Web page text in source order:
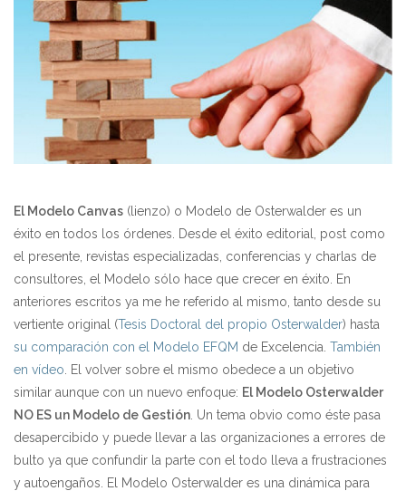
El Modelo Canvas (lienzo) o Modelo de Osterwalder es un
éxito en todos los órdenes. Desde el éxito editorial, post como
el presente, revistas especializadas, conferencias y charlas de
consultores, el Modelo sólo hace que crecer en éxito. En
anteriores escritos ya me he referido al mismo, tanto desde su
vertiente original (Tesis Doctoral del propio Osterwalder) hasta
su comparación con el Modelo EFQM de Excelencia. También
en vídeo . El volver sobre el mismo obedece a un objetivo
similar aunque con un nuevo enfoque: El Modelo Osterwalder
NO ES un Modelo de Gestión . Un tema obvio como éste pasa
desapercibido y puede llevar a las organizaciones a errores de
bulto ya que confundir la parte con el todo lleva a frustraciones
y autoengaños. El Modelo Osterwalder es una dinámica para